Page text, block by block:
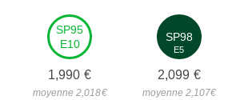
SP95
E10
1,990 €
moyenne 2,018€
SP98
E5
2,099 €
moyenne 2,107€